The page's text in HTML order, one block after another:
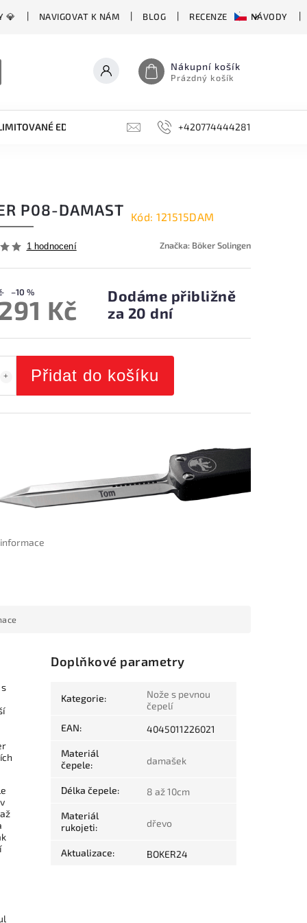
💎 NAVIGOVAT K NÁM BLOG RECENZE NÁVODY
Nákupní košík
Prázdný košík
EDICE BROUSKY, BRUSKY, OCÍLKY
+420774444281
P08-DAMAST Kód: 121515DAM
1 hodnocení Značka: Böker Solingen
–10 %
Kč
Dodáme přibližně
za 20 dní
Přidat do košíku
Doplňkové parametry
Kategorie:
Nože s pevnou
čepelí
EAN: 4045011226021
Materiál
čepele: damašek
Délka čepele: 8 až 10cm
Materiál
rukojeti: dřevo
Aktualizace: BOKER24